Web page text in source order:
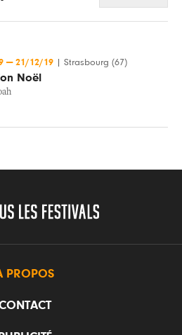
— 21/12/19 Strasbourg (67)
Noël
PROPOS